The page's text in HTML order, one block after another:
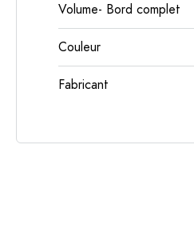
Volume- Bord complet
Couleur
Fabricant